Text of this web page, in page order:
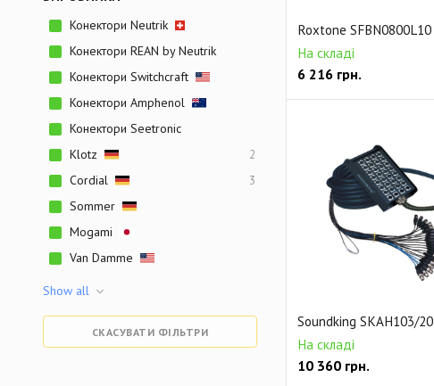
Roxtone SFBN0800L10
На складі
6 216 грн.
Soundking SKAH103/20
На складі
10 360 грн.
Конектори Neutrik
Конектори REAN by Neutrik
Конектори Switchcraft
Конектори Amphenol
Конектори Seetronic
Klotz
2
Cordial 3
Sommer
Mogami
Van Damme
Show all
СКАСУВАТИ ФІЛЬТРИ